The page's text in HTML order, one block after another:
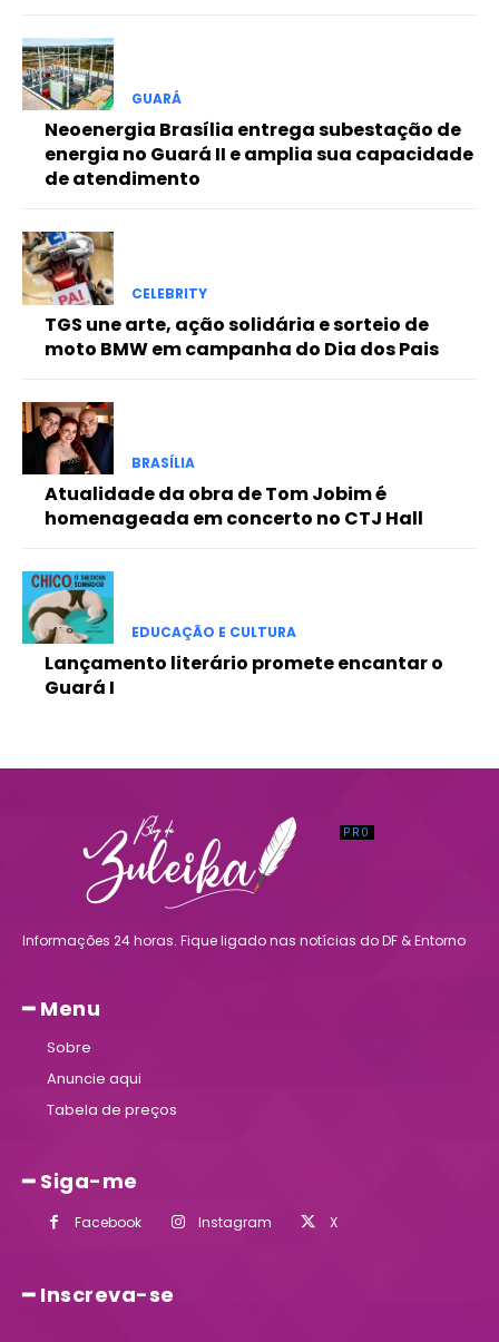
Ut mollis pellentesque tortor
Nullam eu erat condimentum
Donec quis est ac felis
Orci varius natoque dolor
Pro
Full member access:
Etiam est nibh, lobortis sit
Ut mollis pellentesque tortor
Nullam eu erat condimentum
Donec quis est ac felis
Orci varius natoque dolor
GUARÁ
Neoenergia Brasília entrega subestação de
energia no Guará II e amplia sua capacidade
de atendimento
CELEBRITY
TGS une arte, ação solidária e sorteio de
moto BMW em campanha do Dia dos Pais
BRASÍLIA
Atualidade da obra de Tom Jobim é
homenageada em concerto no CTJ Hall
EDUCAÇÃO E CULTURA
Lançamento literário promete encantar o
Guará I
Informações 24 horas. Fique ligado nas notícias do DF & Entorno
━ Menu
Sobre
Anuncie aqui
Tabela de preços
━ Siga-me
Facebook Instagram X
━ Inscreva-se